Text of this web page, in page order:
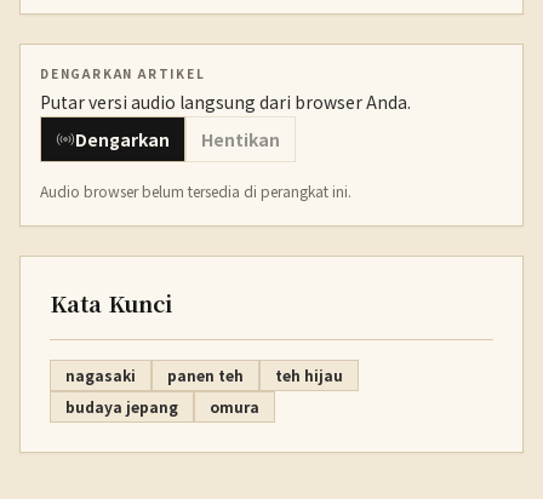
DENGARKAN ARTIKEL
Putar versi audio langsung dari browser Anda.
Dengarkan
Hentikan
Audio browser belum tersedia di perangkat ini.
Kata Kunci
nagasaki panen teh
teh hijau
budaya jepang
omura